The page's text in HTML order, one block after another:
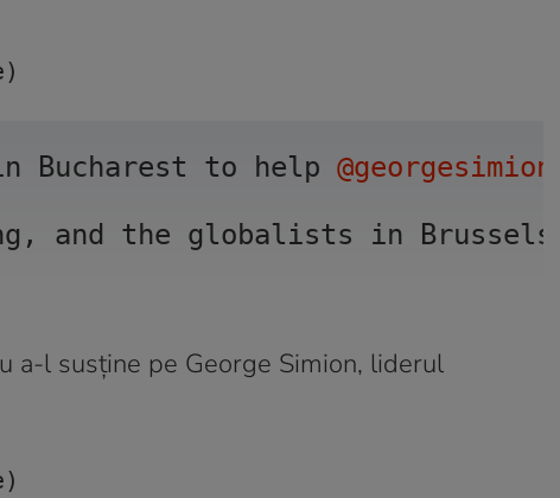
Bucharest to help @georgesimion
and the globalists in
a-l susține pe George Simion, liderul